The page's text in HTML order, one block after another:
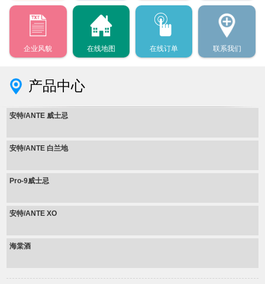
企业风貌 在线地图 在线订单 联系我们
产品中心
安特/ANTE 威士忌
安特/ANTE 白兰地
Pro-9威士忌
安特/ANTE XO
海棠酒